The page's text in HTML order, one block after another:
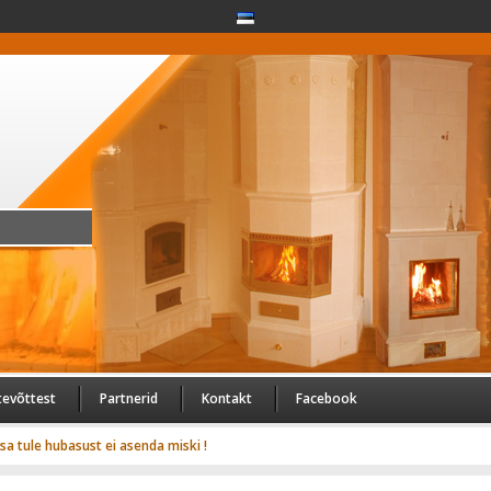
Partnerid Kontakt Facebook
tule hubasust ei asenda miski !